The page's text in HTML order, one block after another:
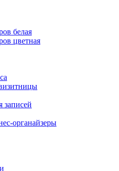
белая
цветная
записей
органайзеры